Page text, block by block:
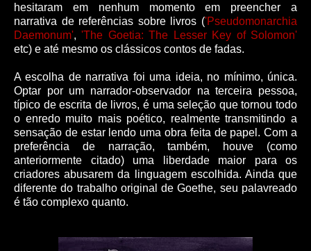
hesitaram em nenhum momento em preencher a
narrativa de referências sobre livros ('Pseudomonarchia
Daemonum','The Goetia: The Lesser Key of Solomon'
etc) e até mesmo os clássicos contos de fadas.
A escolha de narrativa foi uma ideia, no mínimo, única.
Optar por um narrador-observador na terceira pessoa,
típico de escrita de livros, é uma seleção que tornou todo
o enredo muito mais poético, realmente transmitindo a
sensação de estar lendo uma obra feita de papel. Com a
preferência de narração, também, houve (como
anteriormente citado) uma liberdade maior para os
criadores abusarem da linguagem escolhida. Ainda que
diferente do trabalho original de Goethe, seu palavreado
é tão complexo quanto.